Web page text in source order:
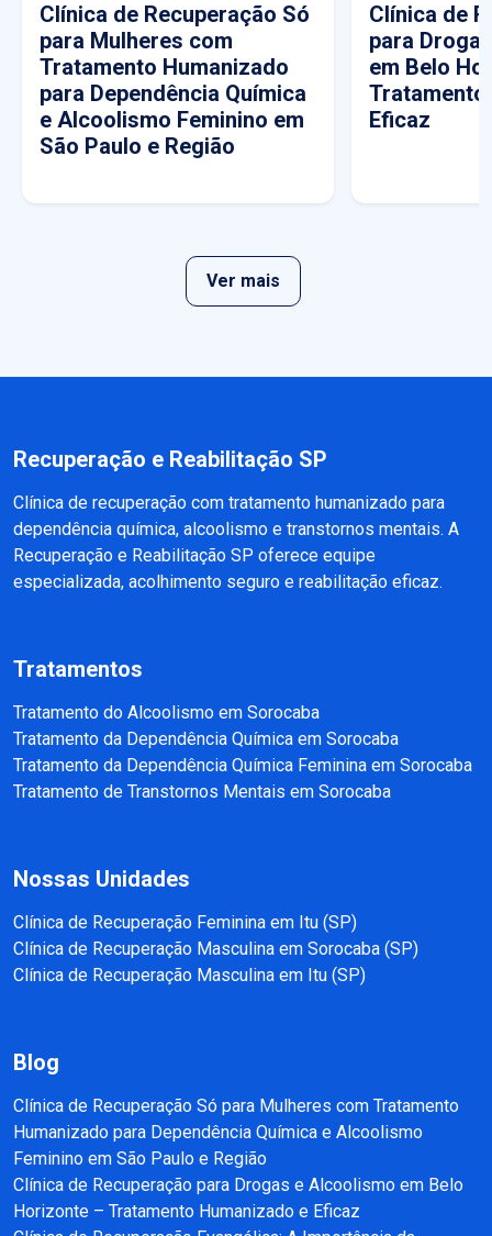
Clínica de Recuperação Só
para Mulheres com
Tratamento Humanizado
para Dependência Química
e Alcoolismo Feminino em
São Paulo e Região
Clínica de
para
em Belo
Tratamento
Eficaz
Ver mais
Recuperação e Reabilitação SP
Clínica de recuperação com tratamento humanizado para
dependência química, alcoolismo e transtornos mentais. A
Recuperação e Reabilitação SP oferece equipe
especializada, acolhimento seguro e reabilitação eficaz.
Tratamentos
Tratamento do Alcoolismo em Sorocaba
Tratamento da Dependência Química em Sorocaba
Tratamento da Dependência Química Feminina em Sorocaba
Tratamento de Transtornos Mentais em Sorocaba
Nossas Unidades
Clínica de Recuperação Feminina em Itu (SP)
Clínica de Recuperação Masculina em Sorocaba (SP)
Clínica de Recuperação Masculina em Itu (SP)
Blog
Clínica de Recuperação Só para Mulheres com Tratamento
Humanizado para Dependência Química e Alcoolismo
Feminino em São Paulo e Região
Clínica de Recuperação para Drogas e Alcoolismo em Belo
Horizonte – Tratamento Humanizado e Eficaz